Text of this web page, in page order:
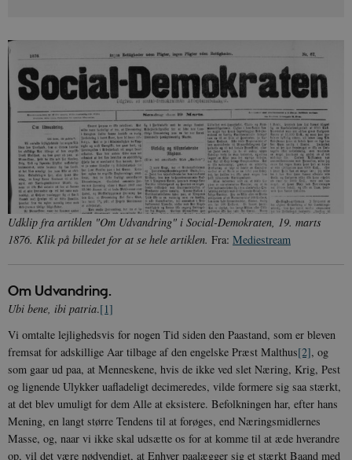
Udklip fra artiklen "Om Udvandring" i Social-Demokraten, 19. marts
1876. Klik på billedet for at se hele artiklen. Fra: Mediestream
Om Udvandring.
Ubi bene, ibi patria.[1]
Vi omtalte lejlighedsvis for nogen Tid siden den Paastand, som er bleven
fremsat for adskillige Aar tilbage af den engelske Præst Malthus[2], og
som gaar ud paa, at Menneskene, hvis de ikke ved slet Næring, Krig, Pest
og lignende Ulykker uafladeligt decimeredes, vilde formere sig saa stærkt,
at det blev umuligt for dem Alle at eksistere. Befolkningen har, efter hans
Mening, en langt større Tendens til at forøges, end Næringsmidlernes
Masse, og, naar vi ikke skal udsætte os for at komme til at æde hverandre
op, vil det være nødvendigt, at Enhver paalægger sig et stærkt Baand med